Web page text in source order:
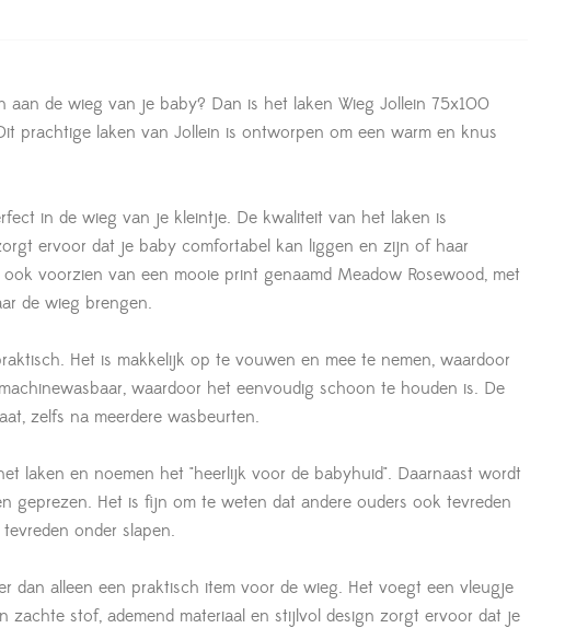
de wieg van je baby? Dan is het laken Wieg Jollein 75x100
prachtige laken van Jollein is ontworpen om een warm en knus
in de wieg van je kleintje. De kwaliteit van het laken is
ervoor dat je baby comfortabel kan liggen en zijn of haar
voorzien van een mooie print genaamd Meadow Rosewood, met
de wieg brengen.
Het is makkelijk op te vouwen en mee te nemen, waardoor
waardoor het eenvoudig schoon te houden is. De
zelfs na meerdere wasbeurten.
laken en noemen het "heerlijk voor de babyhuid". Daarnaast wordt
geprezen. Het is fijn om te weten dat andere ouders ook tevreden
onder slapen.
dan alleen een praktisch item voor de wieg. Het voegt een vleugje
stof, ademend materiaal en stijlvol design zorgt ervoor dat je